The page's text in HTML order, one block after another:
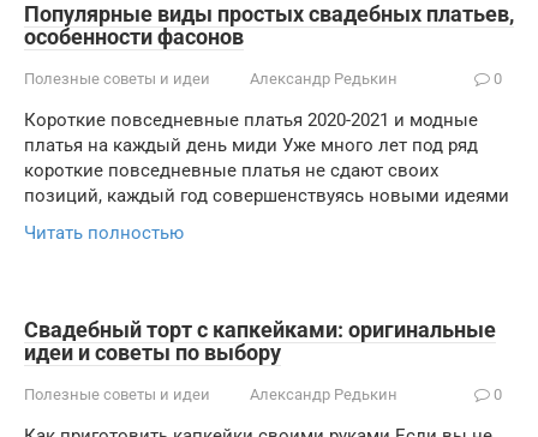
Популярные виды простых свадебных платьев,
особенности фасонов
Полезные советы и идеи Александр Редькин 0
Короткие повседневные платья 2020-2021 и модные
платья на каждый день миди Уже много лет под ряд
короткие повседневные платья не сдают своих
позиций, каждый год совершенствуясь новыми идеями
Читать полностью
Свадебный торт с капкейками: оригинальные
идеи и советы по выбору
Полезные советы и идеи Александр Редькин 0